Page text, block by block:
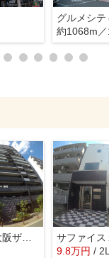
グルメシテ
約1068m
プレサンス新大阪ザシティ
サファイス
9.8万円 /